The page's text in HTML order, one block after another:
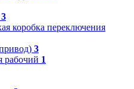
3
коробка переключения
3
рабочий 1